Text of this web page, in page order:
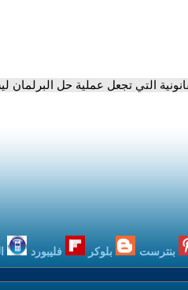
التي تجعل عملية حل البرلمان
بنترست بلوكر فليبورد